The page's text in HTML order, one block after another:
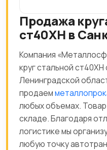
Продажа
ст40ХН в
Компания
круг стальной
Ленинградской
продаем
любых объемах. Товар
складе. Благодаря
логистике мы
любую точку